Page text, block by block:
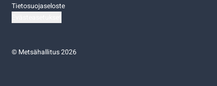
Tietosuojaseloste
©Metsähallitus 2026